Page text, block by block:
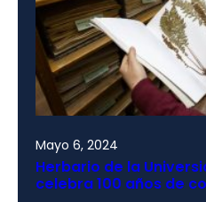
Mayo 6, 2024
Herbario de la
celebra 100 años de